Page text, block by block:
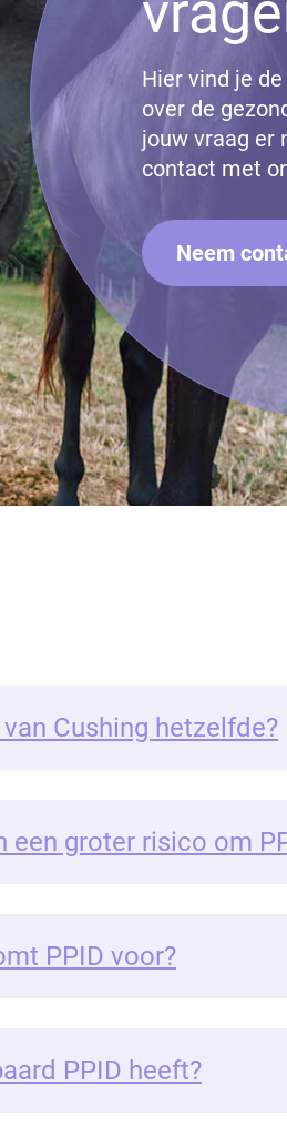
Hier vind je
over de
jouw vraag er
contact met
Neem
Cushing hetzelfde?
een groter risico om
PPID voor?
PPID heeft?